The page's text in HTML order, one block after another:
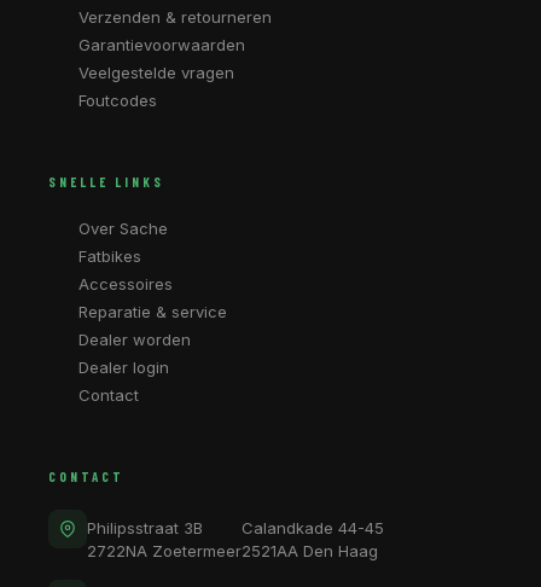
Verzenden & retourneren
Garantievoorwaarden
Veelgestelde vragen
Foutcodes
SNELLE LINKS
Over Sache
Fatbikes
Accessoires
Reparatie & service
Dealer worden
Dealer login
Contact
CONTACT
Philipsstraat 3B
2722NA Zoetermeer
Calandkade 44-45
2521AA Den Haag